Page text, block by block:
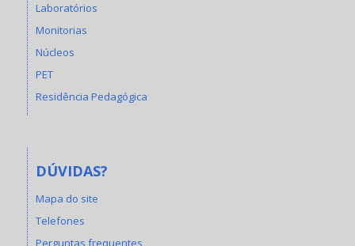
Laboratórios
Monitorias
Núcleos
PET
Residência Pedagógica
DÚVIDAS?
Mapa do site
Telefones
Perguntas frequentes